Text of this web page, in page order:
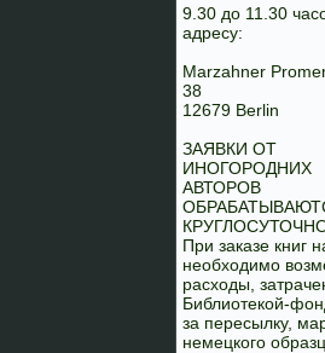
9.30 до 11.30
адресу:
Marzahner
38
12679 Berlin
ЗАЯВКИ ОТ
ИНОГОРОДНИХ
АВТОРОВ
При заказе книг
необходимо
расходы,
Библиотекой-
за пересылку,
немецкого